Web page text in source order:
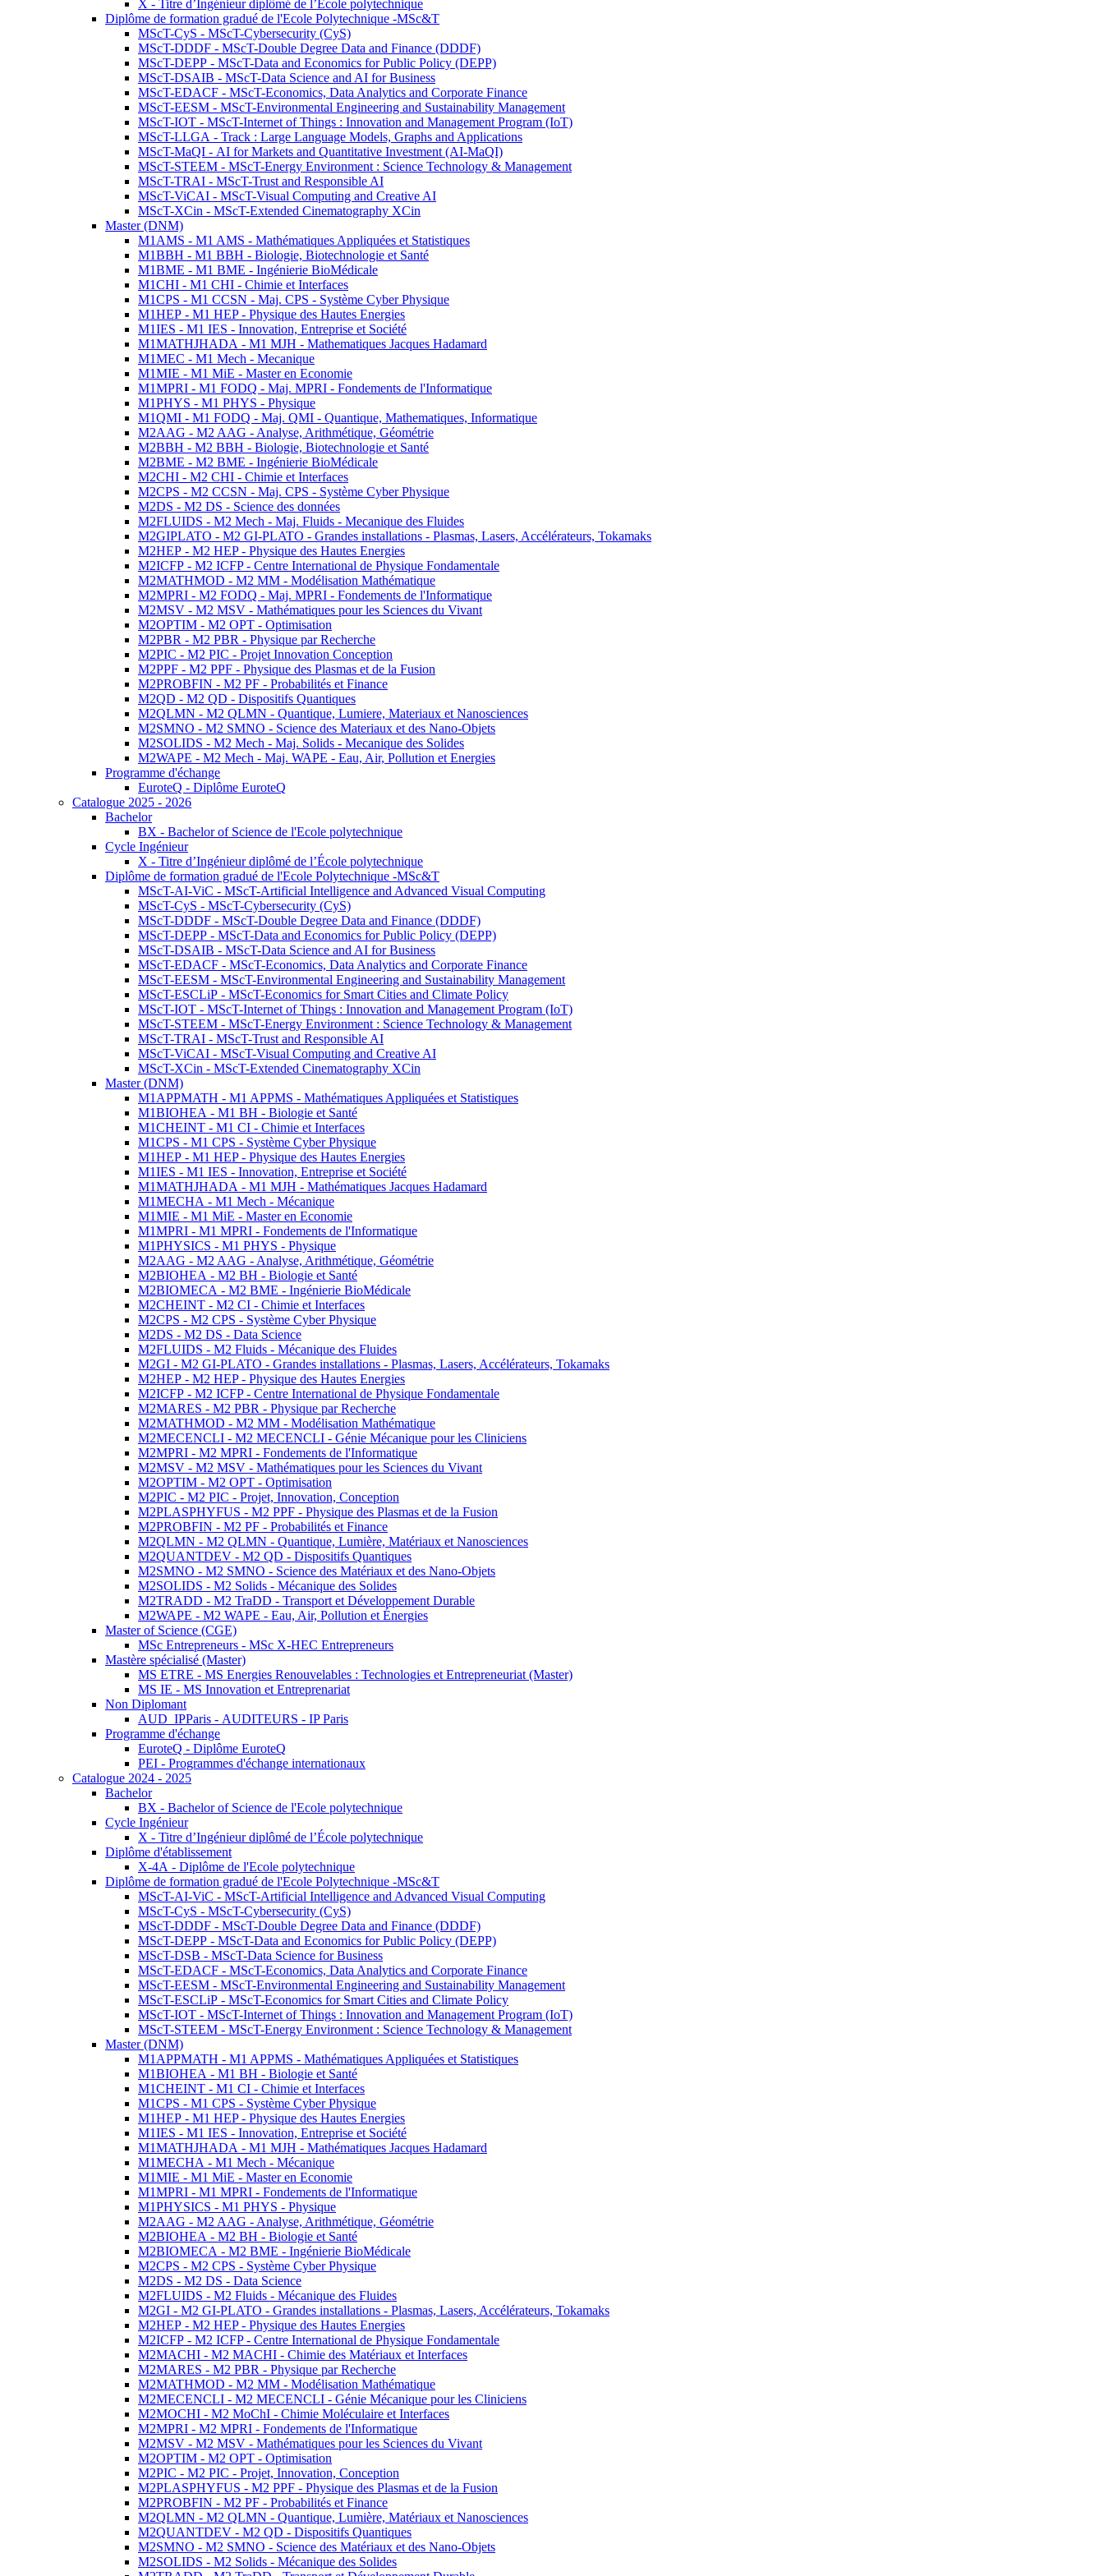
X - Titre d’Ingénieur diplômé de l’École polytechnique
Diplôme de formation gradué de l'Ecole Polytechnique -MSc&T
MScT-CyS - MScT-Cybersecurity (CyS)
MScT-DDDF - MScT-Double Degree Data and Finance (DDDF)
MScT-DEPP - MScT-Data and Economics for Public Policy (DEPP)
MScT-DSAIB - MScT-Data Science and AI for Business
MScT-EDACF - MScT-Economics, Data Analytics and Corporate Finance
MScT-EESM - MScT-Environmental Engineering and Sustainability Management
MScT-IOT - MScT-Internet of Things : Innovation and Management Program (IoT)
MScT-LLGA - Track : Large Language Models, Graphs and Applications
MScT-MaQI - AI for Markets and Quantitative Investment (AI-MaQI)
MScT-STEEM - MScT-Energy Environment : Science Technology & Management
MScT-TRAI - MScT-Trust and Responsible AI
MScT-ViCAI - MScT-Visual Computing and Creative AI
MScT-XCin - MScT-Extended Cinematography XCin
Master (DNM)
M1AMS - M1 AMS - Mathématiques Appliquées et Statistiques
M1BBH - M1 BBH - Biologie, Biotechnologie et Santé
M1BME - M1 BME - Ingénierie BioMédicale
M1CHI - M1 CHI - Chimie et Interfaces
M1CPS - M1 CCSN - Maj. CPS - Système Cyber Physique
M1HEP - M1 HEP - Physique des Hautes Energies
M1IES - M1 IES - Innovation, Entreprise et Société
M1MATHJHADA - M1 MJH - Mathematiques Jacques Hadamard
M1MEC - M1 Mech - Mecanique
M1MIE - M1 MiE - Master en Economie
M1MPRI - M1 FODQ - Maj. MPRI - Fondements de l'Informatique
M1PHYS - M1 PHYS - Physique
M1QMI - M1 FODQ - Maj. QMI - Quantique, Mathematiques, Informatique
M2AAG - M2 AAG - Analyse, Arithmétique, Géométrie
M2BBH - M2 BBH - Biologie, Biotechnologie et Santé
M2BME - M2 BME - Ingénierie BioMédicale
M2CHI - M2 CHI - Chimie et Interfaces
M2CPS - M2 CCSN - Maj. CPS - Système Cyber Physique
M2DS - M2 DS - Science des données
M2FLUIDS - M2 Mech - Maj. Fluids - Mecanique des Fluides
M2GIPLATO - M2 GI-PLATO - Grandes installations - Plasmas, Lasers, Accélérateurs, Tokamaks
M2HEP - M2 HEP - Physique des Hautes Energies
M2ICFP - M2 ICFP - Centre International de Physique Fondamentale
M2MATHMOD - M2 MM - Modélisation Mathématique
M2MPRI - M2 FODQ - Maj. MPRI - Fondements de l'Informatique
M2MSV - M2 MSV - Mathématiques pour les Sciences du Vivant
M2OPTIM - M2 OPT - Optimisation
M2PBR - M2 PBR - Physique par Recherche
M2PIC - M2 PIC - Projet Innovation Conception
M2PPF - M2 PPF - Physique des Plasmas et de la Fusion
M2PROBFIN - M2 PF - Probabilités et Finance
M2QD - M2 QD - Dispositifs Quantiques
M2QLMN - M2 QLMN - Quantique, Lumiere, Materiaux et Nanosciences
M2SMNO - M2 SMNO - Science des Materiaux et des Nano-Objets
M2SOLIDS - M2 Mech - Maj. Solids - Mecanique des Solides
M2WAPE - M2 Mech - Maj. WAPE - Eau, Air, Pollution et Energies
Programme d'échange
EuroteQ - Diplôme EuroteQ
Catalogue 2025 - 2026
Bachelor
BX - Bachelor of Science de l'Ecole polytechnique
Cycle Ingénieur
X - Titre d’Ingénieur diplômé de l’École polytechnique
Diplôme de formation gradué de l'Ecole Polytechnique -MSc&T
MScT-AI-ViC - MScT-Artificial Intelligence and Advanced Visual Computing
MScT-CyS - MScT-Cybersecurity (CyS)
MScT-DDDF - MScT-Double Degree Data and Finance (DDDF)
MScT-DEPP - MScT-Data and Economics for Public Policy (DEPP)
MScT-DSAIB - MScT-Data Science and AI for Business
MScT-EDACF - MScT-Economics, Data Analytics and Corporate Finance
MScT-EESM - MScT-Environmental Engineering and Sustainability Management
MScT-ESCLiP - MScT-Economics for Smart Cities and Climate Policy
MScT-IOT - MScT-Internet of Things : Innovation and Management Program (IoT)
MScT-STEEM - MScT-Energy Environment : Science Technology & Management
MScT-TRAI - MScT-Trust and Responsible AI
MScT-ViCAI - MScT-Visual Computing and Creative AI
MScT-XCin - MScT-Extended Cinematography XCin
Master (DNM)
M1APPMATH - M1 APPMS - Mathématiques Appliquées et Statistiques
M1BIOHEA - M1 BH - Biologie et Santé
M1CHEINT - M1 CI - Chimie et Interfaces
M1CPS - M1 CPS - Système Cyber Physique
M1HEP - M1 HEP - Physique des Hautes Energies
M1IES - M1 IES - Innovation, Entreprise et Société
M1MATHJHADA - M1 MJH - Mathématiques Jacques Hadamard
M1MECHA - M1 Mech - Mécanique
M1MIE - M1 MiE - Master en Economie
M1MPRI - M1 MPRI - Fondements de l'Informatique
M1PHYSICS - M1 PHYS - Physique
M2AAG - M2 AAG - Analyse, Arithmétique, Géométrie
M2BIOHEA - M2 BH - Biologie et Santé
M2BIOMECA - M2 BME - Ingénierie BioMédicale
M2CHEINT - M2 CI - Chimie et Interfaces
M2CPS - M2 CPS - Système Cyber Physique
M2DS - M2 DS - Data Science
M2FLUIDS - M2 Fluids - Mécanique des Fluides
M2GI - M2 GI-PLATO - Grandes installations - Plasmas, Lasers, Accélérateurs, Tokamaks
M2HEP - M2 HEP - Physique des Hautes Energies
M2ICFP - M2 ICFP - Centre International de Physique Fondamentale
M2MARES - M2 PBR - Physique par Recherche
M2MATHMOD - M2 MM - Modélisation Mathématique
M2MECENCLI - M2 MECENCLI - Génie Mécanique pour les Cliniciens
M2MPRI - M2 MPRI - Fondements de l'Informatique
M2MSV - M2 MSV - Mathématiques pour les Sciences du Vivant
M2OPTIM - M2 OPT - Optimisation
M2PIC - M2 PIC - Projet, Innovation, Conception
M2PLASPHYFUS - M2 PPF - Physique des Plasmas et de la Fusion
M2PROBFIN - M2 PF - Probabilités et Finance
M2QLMN - M2 QLMN - Quantique, Lumière, Matériaux et Nanosciences
M2QUANTDEV - M2 QD - Dispositifs Quantiques
M2SMNO - M2 SMNO - Science des Matériaux et des Nano-Objets
M2SOLIDS - M2 Solids - Mécanique des Solides
M2TRADD - M2 TraDD - Transport et Développement Durable
M2WAPE - M2 WAPE - Eau, Air, Pollution et Énergies
Master of Science (CGE)
MSc Entrepreneurs - MSc X-HEC Entrepreneurs
Mastère spécialisé (Master)
MS ETRE - MS Energies Renouvelables : Technologies et Entrepreneuriat (Master)
MS IE - MS Innovation et Entreprenariat
Non Diplomant
AUD_IPParis - AUDITEURS - IP Paris
Programme d'échange
EuroteQ - Diplôme EuroteQ
PEI - Programmes d'échange internationaux
Catalogue 2024 - 2025
Bachelor
BX - Bachelor of Science de l'Ecole polytechnique
Cycle Ingénieur
X - Titre d’Ingénieur diplômé de l’École polytechnique
Diplôme d'établissement
X-4A - Diplôme de l'Ecole polytechnique
Diplôme de formation gradué de l'Ecole Polytechnique -MSc&T
MScT-AI-ViC - MScT-Artificial Intelligence and Advanced Visual Computing
MScT-CyS - MScT-Cybersecurity (CyS)
MScT-DDDF - MScT-Double Degree Data and Finance (DDDF)
MScT-DEPP - MScT-Data and Economics for Public Policy (DEPP)
MScT-DSB - MScT-Data Science for Business
MScT-EDACF - MScT-Economics, Data Analytics and Corporate Finance
MScT-EESM - MScT-Environmental Engineering and Sustainability Management
MScT-ESCLiP - MScT-Economics for Smart Cities and Climate Policy
MScT-IOT - MScT-Internet of Things : Innovation and Management Program (IoT)
MScT-STEEM - MScT-Energy Environment : Science Technology & Management
Master (DNM)
M1APPMATH - M1 APPMS - Mathématiques Appliquées et Statistiques
M1BIOHEA - M1 BH - Biologie et Santé
M1CHEINT - M1 CI - Chimie et Interfaces
M1CPS - M1 CPS - Système Cyber Physique
M1HEP - M1 HEP - Physique des Hautes Energies
M1IES - M1 IES - Innovation, Entreprise et Société
M1MATHJHADA - M1 MJH - Mathématiques Jacques Hadamard
M1MECHA - M1 Mech - Mécanique
M1MIE - M1 MiE - Master en Economie
M1MPRI - M1 MPRI - Fondements de l'Informatique
M1PHYSICS - M1 PHYS - Physique
M2AAG - M2 AAG - Analyse, Arithmétique, Géométrie
M2BIOHEA - M2 BH - Biologie et Santé
M2BIOMECA - M2 BME - Ingénierie BioMédicale
M2CPS - M2 CPS - Système Cyber Physique
M2DS - M2 DS - Data Science
M2FLUIDS - M2 Fluids - Mécanique des Fluides
M2GI - M2 GI-PLATO - Grandes installations - Plasmas, Lasers, Accélérateurs, Tokamaks
M2HEP - M2 HEP - Physique des Hautes Energies
M2ICFP - M2 ICFP - Centre International de Physique Fondamentale
M2MACHI - M2 MACHI - Chimie des Matériaux et Interfaces
M2MARES - M2 PBR - Physique par Recherche
M2MATHMOD - M2 MM - Modélisation Mathématique
M2MECENCLI - M2 MECENCLI - Génie Mécanique pour les Cliniciens
M2MOCHI - M2 MoChI - Chimie Moléculaire et Interfaces
M2MPRI - M2 MPRI - Fondements de l'Informatique
M2MSV - M2 MSV - Mathématiques pour les Sciences du Vivant
M2OPTIM - M2 OPT - Optimisation
M2PIC - M2 PIC - Projet, Innovation, Conception
M2PLASPHYFUS - M2 PPF - Physique des Plasmas et de la Fusion
M2PROBFIN - M2 PF - Probabilités et Finance
M2QLMN - M2 QLMN - Quantique, Lumière, Matériaux et Nanosciences
M2QUANTDEV - M2 QD - Dispositifs Quantiques
M2SMNO - M2 SMNO - Science des Matériaux et des Nano-Objets
M2SOLIDS - M2 Solids - Mécanique des Solides